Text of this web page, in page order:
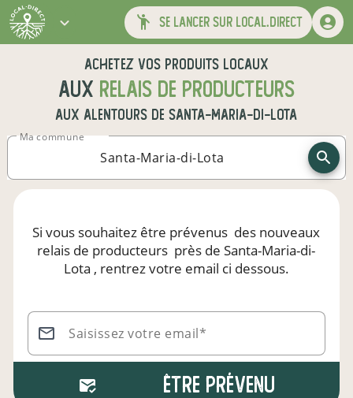
se lancer sur local.direct
Achetez vos produits locaux
aux relais de producteurs
aux alentours deSanta-Maria-di-Lota
Ma commune
Si vous souhaitez être prévenus des nouveaux
relais de producteurs près de Santa-Maria-di-
Lota , rentrez votre email ci dessous.
Saisissez votre email*
Être prévenu